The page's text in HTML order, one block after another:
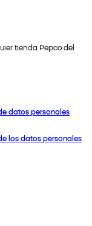
tienda Pepco del
datos personales
los datos personales